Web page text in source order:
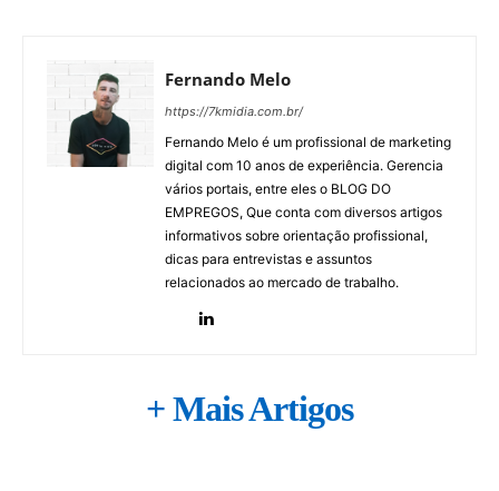
Fernando Melo
https://7kmidia.com.br/
Fernando Melo é um profissional de marketing
digital com 10 anos de experiência. Gerencia
vários portais, entre eles o BLOG DO
EMPREGOS, Que conta com diversos artigos
informativos sobre orientação profissional,
dicas para entrevistas e assuntos
relacionados ao mercado de trabalho.
+ Mais Artigos